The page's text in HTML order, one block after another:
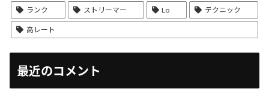
ランク ストリーマー Lo テクニック
高レート
最近のコメント